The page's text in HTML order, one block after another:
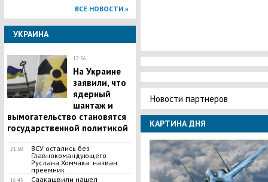
ВСЕ НОВОСТИ »
УКРАИНА
12:56
На Украине
заявили, что
ядерный
шантаж и
вымогательство становятся
государственной политикой
21:30
ВСУ остались без
Главнокомандующего
Руслана Хомчака: назван
преемник
16:45
Саакашвили нашел
Новости партнеров
КАРТИНА ДНЯ